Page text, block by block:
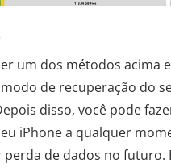
um dos métodos acima
de recuperação do
disso, você pode
iPhone a qualquer
de dados no futuro.